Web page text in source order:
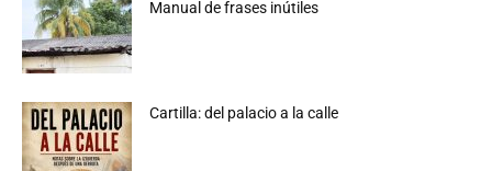
Manual de frases inútiles
Cartilla: del palacio a la calle